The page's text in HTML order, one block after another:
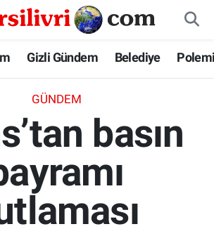
Gizli Gündem Belediye
GÜNDEM
basın
Eczaneler
Durumu
Vakitleri
Yoğunluk Haritası
Durumu ve Fikstür